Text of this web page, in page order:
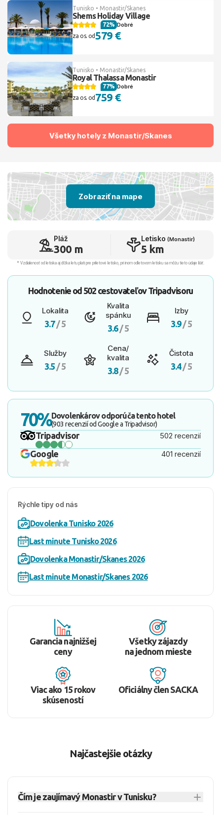
Tunisko • Monastir/Skanes
Shems Holiday Village
Dobré
72%
za os. od579 €
Tunisko • Monastir/Skanes
Royal Thalassa Monastir
Dobré
77%
za os. od 759 €
Všetky hotely z Monastir/Skanes
Zobraziť na mape
Pláž
300 m
Letisko (Monastir)
5 km
* Vzdialenosť od letiska aj dľžka letu platí pre príletové letisko, pri inom odletovom letisku sa môžu tieto údaje líšiť.
Hodnotenie od 502 cestovateľovTripadvisoru
Lokalita
3.7/ 5
Kvalita
spánku
3.6/ 5
Izby
3.9/ 5
Služby
3.5 / 5
Cena/
kvalita
3.8/ 5
Čistota
3.4/ 5
70%Dovolenkárov odporúča tento hotel
(903 recenzií od Google a Tripadvisor)
Tripadvisor 502 recenzií
Google 401 recenzií
Rýchle tipy od nás
Dovolenka Tunisko 2026
Last minute Tunisko 2026
Dovolenka Monastir/Skanes 2026
Last minute Monastir/Skanes 2026
Garancia najnižšej
ceny
Všetky zájazdy
na jednom mieste
Viac ako 15 rokov
skúseností
Oficiálny člen SACKA
Najčastejšie otázky
Čím je zaujímavý Monastir v Tunisku?